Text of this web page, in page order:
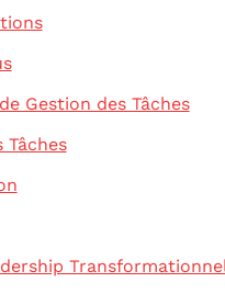
Gestion des Tâches
Tâches